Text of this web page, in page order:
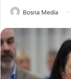
Bosna Media